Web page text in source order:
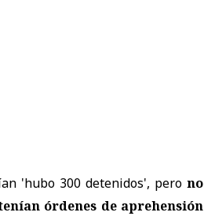
'hubo 300 detenidos', pero no
órdenes de aprehensión